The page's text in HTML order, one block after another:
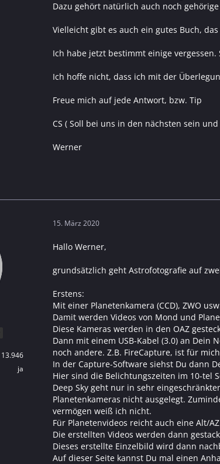
Dazu gehört natürlich auch noch
Vielleicht gibt es auch ein gutes Buch,
Ich habe jetzt bestimmt einige
Ich hoffe nicht, dass ich mit der
Freue mich auf jede Antwort, bzw. Tip
CS ( Soll bei uns in den nächsten sein
Werner
13.946
ja
15. März 2020
Hallo Werner,
grundsätzlich geht Astrofotografie auf
Erstens:
Mit einer Planetenkamera (CCD), ZWO
Damit werden Videos von Mond und
Diese Kameras werden in den OAZ
Dann mit einem USB-Kabel (3.0) an Dein
noch andere. Z.B. FireCapture, ist für
In der Capture-Software siehst Du dann
Hier sind die Belichtungszeiten im 10-tel
Deep Sky geht nur in sehr
Planetenkameras nicht ausgelegt.
vermögen weiß ich nicht.
Für Planetenvideos reicht auch eine Alt/
Die erstellten Videos werden dann
Dieses erstellte Einzelbild wird dann
Auf dieser Seite kannst Du mal einen